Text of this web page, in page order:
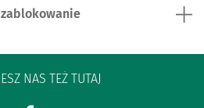
NAS TEŻ TUTAJ